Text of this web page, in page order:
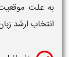
به علت
انتخاب ارشد